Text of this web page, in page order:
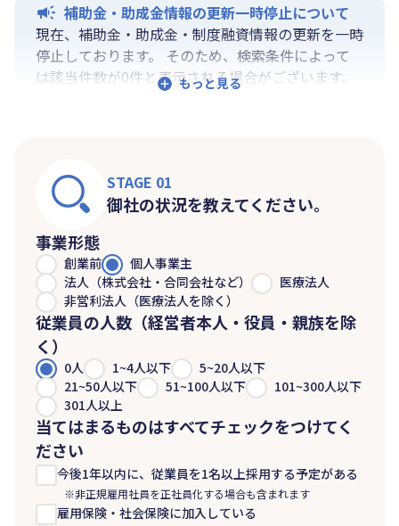
補助金・助成金情報の更新一時停止について
現在、補助金・助成金・制度融資情報の更新を一時
停止しております。 そのため、検索条件によって
は該当件数が0件と表示される場合がございます。
ご迷惑をおかけしますが、更新再開までお待ちいく
STAGE 01
御社の状況を教えてください。
事業形態
創業前
個人事業主
法人（株式会社・合同会社など）
医療法人
非営利法人（医療法人を除く）
従業員の人数（経営者本人・役員・親族を除
く）
0人 1~4人以下
5~20人以下
21~50人以下
51~100人以下
101~300人以下
301人以上
当てはまるものはすべてチェックをつけてく
ださい
今後1年以内に、従業員を1名以上採用する予定がある
※非正規雇用社員を正社員化する場合も含まれます
雇用保険・社会保険に加入している